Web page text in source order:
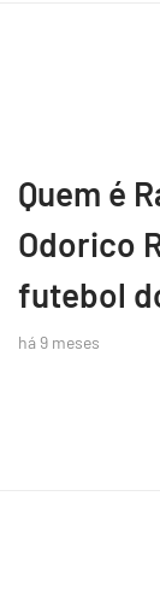
Quem é
Odorico
futebol
há 9 meses